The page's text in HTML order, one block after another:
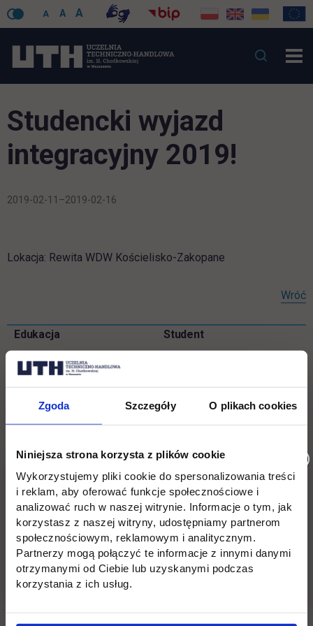
Zgoda Szczegóły O plikach cookies
Niniejsza strona korzysta z plików cookie
Wykorzystujemy pliki cookie do spersonalizowania treści
i reklam, aby oferować funkcje społecznościowe i
analizować ruch w naszej witrynie. Informacje o tym, jak
korzystasz z naszej witryny, udostępniamy partnerom
społecznościowym, reklamowym i analitycznym.
Partnerzy mogą połączyć te informacje z innymi danymi
otrzymanymi od Ciebie lub uzyskanymi podczas
korzystania z ich usług.
A A A
Studencki wyjazd
integracyjny 2019!
2019-02-11–2019-02-16
Lokacja: Rewita WDW Kościelisko-Zakopane
Wróć
Pomiń
stopkę
Informacje w stopce
Edukacja
Licencjackie
Magisterskie
Podyplomowe
Płońsk
Student
Stypendia
Opłaty
Uczelnia
Misja
Władze
Kontakt
Wydział Zarządzania i Logistyki